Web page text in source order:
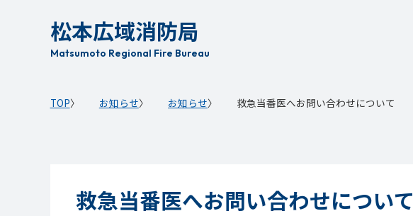
松本広域消防局
Matsumoto Regional Fire Bureau
TOP お知らせ お知らせ 救急当番医へお問い合わせについて
救急当番医へお問い合わせについて